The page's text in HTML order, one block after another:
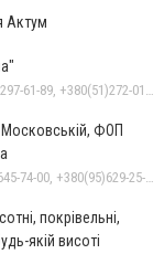
Актум
ФОП
покрівельні,
якій висоті